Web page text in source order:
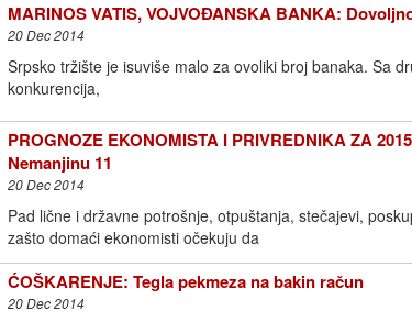
MARINOS VATIS, VOJVOĐANSKA BANKA:
20 Dec 2014
Srpsko tržište je isuviše malo za ovoliki broj banaka. Sa
konkurencija,
PROGNOZE EKONOMISTA I PRIVREDNIKA ZA
Nemanjinu 11
20 Dec 2014
Pad lične i državne potrošnje, otpuštanja, stečajevi,
zašto domaći ekonomisti očekuju da
ĆOŠKARENJE: Tegla pekmeza na bakin račun
20 Dec 2014